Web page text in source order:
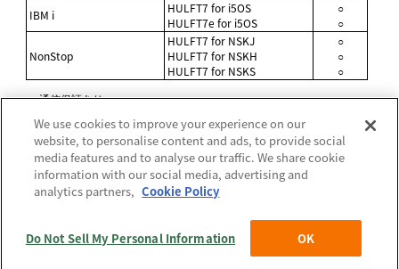
IBM i
HULFT7 for i5OS
HULFT7e for i5OS
○
○
NonStop
HULFT7 for NSKJ
HULFT7 for NSKH
HULFT7 for NSKS
○
○
○
○ :通信保証あり
通信保証なし
【公式】HULFT Series 製品共通ガイド_2025年5月1日_第4版発
(c) Saison Technology Co.,Ltd. 2024
We use cookies to improve your experience on our
website, to personalise content and ads, to provide social
media features and to analyse our traffic. We share cookie
information with our social media, advertising and
analytics partners, Cookie Policy
Do Not Sell My Personal Information OK